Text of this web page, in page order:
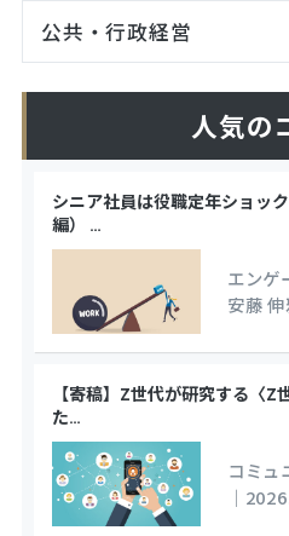
公共・行政経営
人気の
シニア社員は役職定年ショッ
編）
…
エンゲ
安藤
【寄稿】Z世代が研究する〈
た…
コミュ
｜